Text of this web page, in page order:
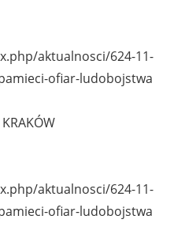
aktualnosci/624-11-
ofiar-ludobojstwa
aktualnosci/624-11-
ofiar-ludobojstwa